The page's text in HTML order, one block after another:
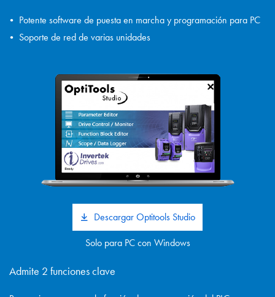
Potente software de puesta en marcha y programación para PC
Soporte de red de varias unidades
Descargar Optitools Studio
Solo para PC con Windows
Admite 2 funciones clave